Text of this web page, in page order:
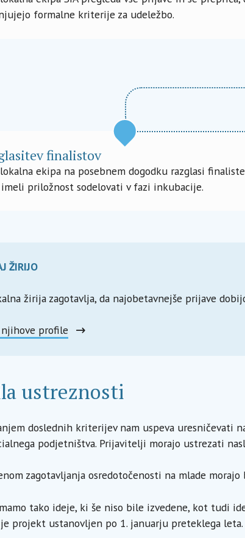
formalne kriterije za udeležbo.
finalistov
lokalna ekipa na posebnem dogodku razglasi
priložnost sodelovati v fazi inkubacije.
ŽIRIJO
žirija zagotavlja, da najobetavnejše prijave
profile
ustreznosti
doslednih kriterijev nam uspeva uresničevati
podjetništva. Prijavitelji morajo ustrezati
zagotavljanja osredotočenosti na mlade
tako ideje, ki še niso bile izvedene, kot tudi
je projekt ustanovljen po 1. januarju preteklega leta.